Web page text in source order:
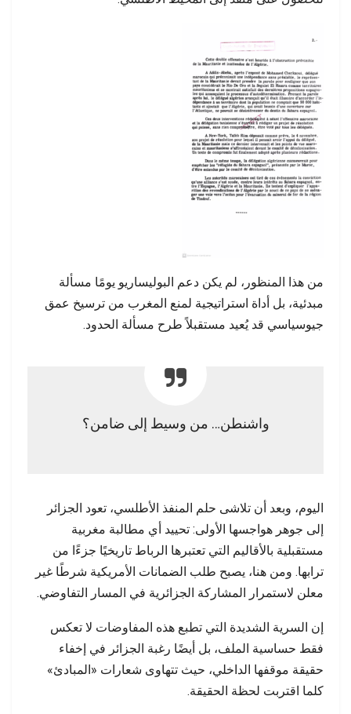
من هذا المنظور، لم يكن دعم البوليساريو يومًا مسألة
مبدئية، بل أداة استراتيجية لمنع المغرب من ترسيخ عمق
جيوسياسي قد يُعيد مستقبلاً طرح مسألة الحدود.
واشنطن… من وسيط إلى ضامن؟
اليوم، وبعد أن تلاشى حلم المنفذ الأطلسي، تعود الجزائر
إلى جوهر هواجسها الأولى: تحييد أي مطالبة مغربية
مستقبلية بالأقاليم التي تعتبرها الرباط تاريخيًا جزءًا من
ترابها. ومن هنا، يصبح طلب الضمانات الأمريكية شرطًا غير
معلن لاستمرار المشاركة الجزائرية في المسار التفاوضي.
إن السرية الشديدة التي تطبع هذه المفاوضات لا تعكس
فقط حساسية الملف، بل أيضًا رغبة الجزائر في إخفاء
حقيقة موقفها الداخلي، حيث تتهاوى شعارات «المبادئ»
كلما اقتربت لحظة الحقيقة.